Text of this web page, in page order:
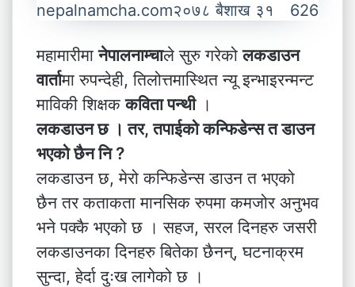
nepalnamcha.com२०७८ बैशाख ३१ 626
महामारीमानेपालनाम्चाले सुरु गरेकोलकडाउन
वार्तामा रुपन्देही, तिलोत्तमास्थित न्यू इन्भाइरन्मन्ट
माविकी शिक्षककविता पन्थी।
लकडाउन छ । तर, तपाईको कन्फिडेन्स त डाउन
भएको छैन नि ?
लकडाउन छ, मेरो कन्फिडेन्स डाउन त भएको
छैन तर कताकता मानसिक रुपमा कमजोर अनुभव
भने पक्कै भएको छ । सहज, सरल दिनहरु जसरी
लकडाउनका दिनहरु बितेका छैनन्, घटनाक्रम
सुन्दा, हेर्दा दुःख लागेको छ ।